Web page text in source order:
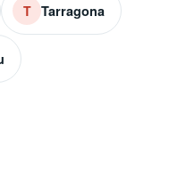
T Tarragona